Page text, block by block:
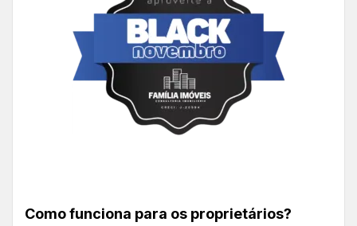
Como funciona para os proprietários?